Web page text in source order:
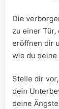
Die
zu einer
eröffnen dir
wie du
Stelle dir
dein
deine